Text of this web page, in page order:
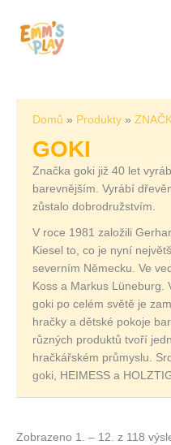
obsah
Domů Produkty
GOKI
Značka goki již 40 let
barevnějším. Vyrábí
zůstalo dobrodružstvím.
V roce 1981 založili
Kiesel to, co je nyní
severním Německu. Ve
Koss a Markus Lüneburg.
goki po celém světě je
hračky a dětské pokoje
různých produktů tvoří
hračkářském průmyslu.
goki, HEIMESS a
Zobrazeno 1. – 12. z 118